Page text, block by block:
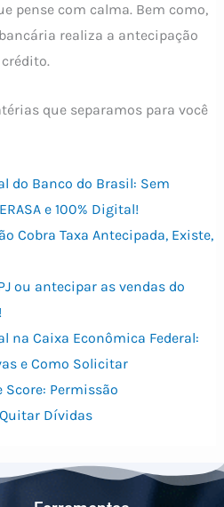
pense com calma. Bem como,
realiza a antecipação
que separamos para você
do Banco do Brasil: Sem
e 100% Digital!
Cobra Taxa Antecipada, Existe,
ou antecipar as vendas do
na Caixa Econômica Federal:
e Como Solicitar
Score: Permissão
Dívidas